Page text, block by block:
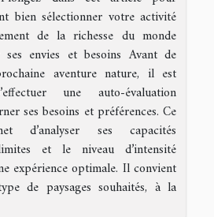
bien sélectionner votre activité
de la richesse du monde
envies et besoins Avant de
aventure nature, il est
une auto-évaluation
ses besoins et préférences. Ce
d’analyser ses capacités
et le niveau d’intensité
expérience optimale. Il convient
de paysages souhaités, à la